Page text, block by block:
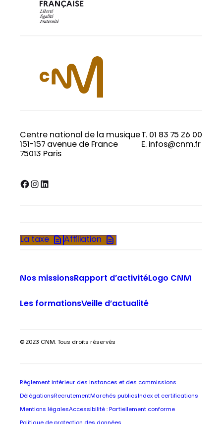
Centre national de la musique
151-157 avenue de France
75013 Paris
T. 01 83 75 26 00
E. infos@cnm.fr
Facebook InstagramLinkedIn
La taxe Affiliation
Nos missionsRapport d’activitéLogo CNM
Les formationsVeille d’actualité
© 2023 CNM. Tous droits réservés
Règlement intérieur des instances et des commissions
Délégations RecrutementMarchés publics Index et certifications
Mentions légalesAccessibilité : Partiellement conforme